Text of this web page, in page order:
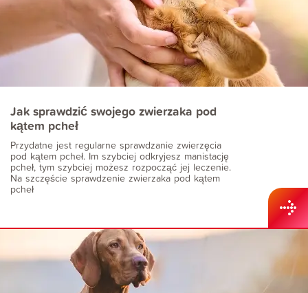
Jak sprawdzić swojego zwierzaka pod
kątem pcheł
Przydatne jest regularne sprawdzanie zwierzęcia
pod kątem pcheł. Im szybciej odkryjesz manistację
pcheł, tym szybciej możesz rozpocząć jej leczenie.
Na szczęście sprawdzenie zwierzaka pod kątem
pcheł